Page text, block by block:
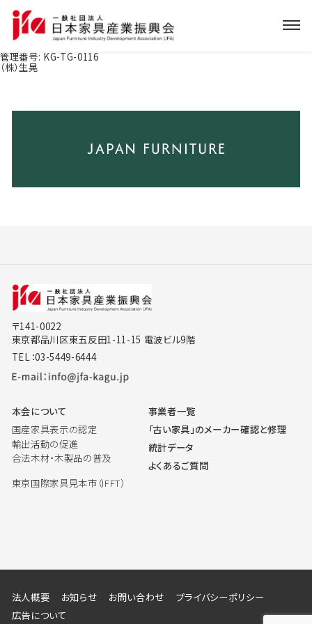
管理番号: KG-TG-0116
（株）生晃
〒141-0022
東京都品川区東五反田1-11-15 電波ビル9階
TEL：03-5449-6444
本会について
国産家具表示の認定
輸出活動の促進
合法木材・木製品の普及
東京国際家具見本市（IFFT）
事業者一覧
「古い家具」のメーカー確認と修理
統計データ
よくあるご質問
法人概要 お知らせ お問い合わせ
プライバシーポリシー
広告について